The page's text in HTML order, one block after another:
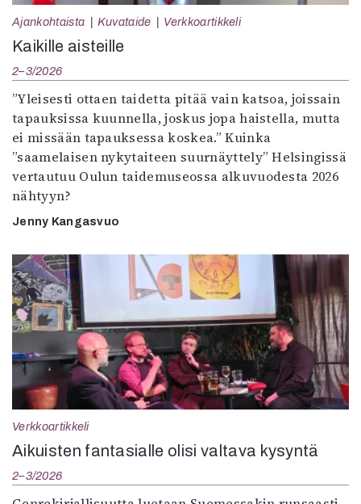
Ajankohtaista Kuvataide Verkkoartikkeli
Kaikille aisteille
2–3/2026
”Yleisesti ottaen taidetta pitää vain katsoa, joissain
tapauksissa kuunnella, joskus jopa haistella, mutta
ei missään tapauksessa koskea.” Kuinka
”saamelaisen nykytaiteen suurnäyttely” Helsingissä
vertautuu Oulun taidemuseossa alkuvuodesta 2026
nähtyyn?
Jenny Kangasvuo
Verkkoartikkeli
Aikuisten fantasialle olisi valtava kysyntä
2–3/2026